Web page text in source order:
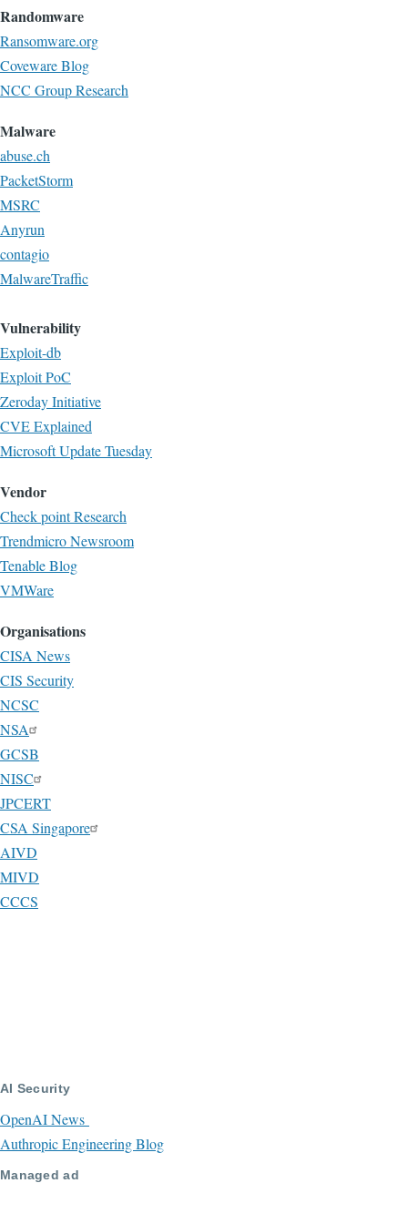
Randomware
Ransomware.org
Coveware Blog
NCC Group Research
Malware
abuse.ch
PacketStorm
MSRC
Anyrun
contagio
MalwareTraffic
Vulnerability
Exploit-db
Exploit PoC
Zeroday Initiative
CVE Explained
Microsoft Update Tuesday
Vendor
Check point Research
Trendmicro Newsroom
Tenable Blog
VMWare
Organisations
CISA News
CIS Security
NCSC
NSA
GCSB
NISC
JPCERT
CSA Singapore
AIVD
MIVD
CCCS
AI Security
OpenAI News
Authropic Engineering Blog
Managed ad